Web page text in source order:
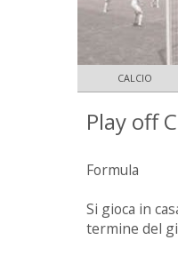
CALCIO
Play off
Formula
Si gioca in
termine del